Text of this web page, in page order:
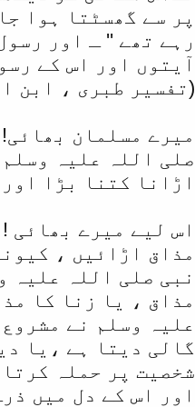
پر سے گھسٹتا ہوا
رہے تھے '' ـ اور
آیتوں اور اس کے
(تفسیر طبری ، ابن
میرے مسلمان
صلی اللہ علیہ
اڑانا کتنا بڑا
اس لیے میرے بھائی
مذاق اڑائیں ،
نبی صلی اللہ علیہ
مذاق ، یا زنا کا
علیہ وسلم نے
گالی دیتا ہے ،یا
شخصیت پر حملہ
اور اس کے دل میں